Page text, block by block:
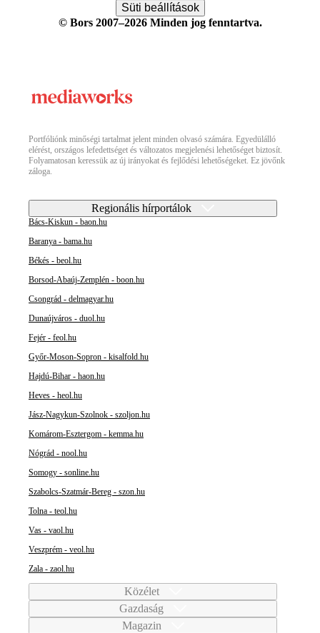
Süti beállítások
© Bors 2007–2026 Minden jog fenntartva.
Portfóliónk minőségi tartalmat jelent minden olvasó számára. Egyedülálló
elérést, országos lefedettséget és változatos megjelenési lehetőséget biztosít.
Folyamatosan keressük az új irányokat és fejlődési lehetőségeket. Ez jövőnk
záloga.
Regionális hírportálok
Bács-Kiskun - baon.hu
Baranya - bama.hu
Békés - beol.hu
Borsod-Abaúj-Zemplén - boon.hu
Csongrád - delmagyar.hu
Dunaújváros - duol.hu
Fejér - feol.hu
Győr-Moson-Sopron - kisalfold.hu
Hajdú-Bihar - haon.hu
Heves - heol.hu
Jász-Nagykun-Szolnok - szoljon.hu
Komárom-Esztergom - kemma.hu
Nógrád - nool.hu
Somogy - sonline.hu
Szabolcs-Szatmár-Bereg - szon.hu
Tolna - teol.hu
Vas - vaol.hu
Veszprém - veol.hu
Zala - zaol.hu
Közélet
Gazdaság
Magazin